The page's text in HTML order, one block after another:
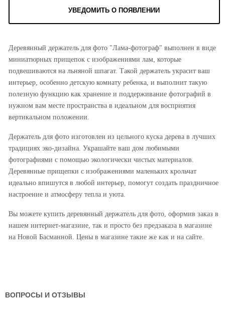
УВЕДОМИТЬ О ПОЯВЛЕНИИ
Деревянный держатель для фото "Лама-фотограф" выполнен в виде
миниатюрных прищепок с изображениями лам, которые
подвешиваются на льняной шпагат. Такой держатель украсит ваш
интерьер, особенно детскую комнату ребенка, и выполнит такую
полезную функцию как хранение и поддерживание фотографий в
нужном вам месте пространства в идеальном для восприятия
вертикальном положении.
Держатель для фото изготовлен из цельного куска дерева в лучших
традицияx эко-дизайна. Украшайте ваш дом любимыми
фотографиями с помощью экологически чистых материалов.
Деревянные прищепки с изображениями маленьких крольчат
идеально впишутся в любой интерьер, помогут создать праздничное
настроение и атмосферу тепла и уюта.
Вы можете купить деревянный держатель для фото, оформив заказ в
нашем интернет-магазине, так и просто без предзаказа в магазине
на Новой Басманной. Цены в магазине такие же как и на сайте.
ВОПРОСЫ И ОТЗЫВЫ